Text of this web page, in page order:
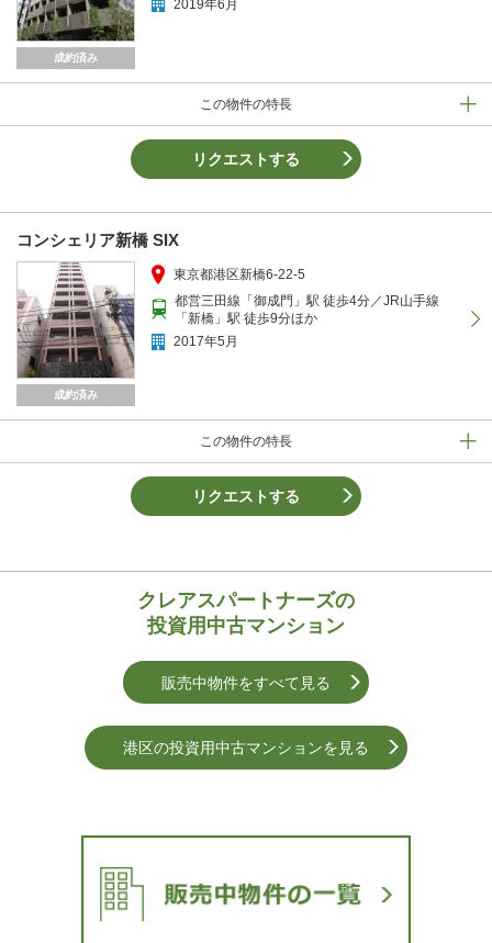
成約済み
この物件の特長
2019年6月
リクエストする
コンシェリア新橋 SIX
成約済み
この物件の特長
東京都港区新橋6-22-5
都営三田線「御成門」駅 徒歩4分／JR山手線
「新橋」駅 徒歩9分ほか
2017年5月
リクエストする
クレアスパートナーズの
投資用中古マンション
販売中物件をすべて見る
港区の投資用中古マンションを⾒る